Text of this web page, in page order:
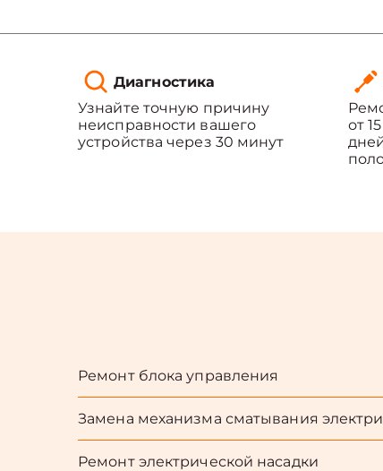
Диагностика
Узнайте точную причину
неисправности вашего
устройства через 30 минут
от
Ремонт блока управления
Замена механизма сматывания
Ремонт электрической насадки